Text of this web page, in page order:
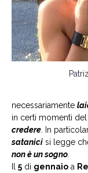
necessariamente
in certi momenti
credere . In
satanici si legge
non è un sogno
Il 5 di gennaio a